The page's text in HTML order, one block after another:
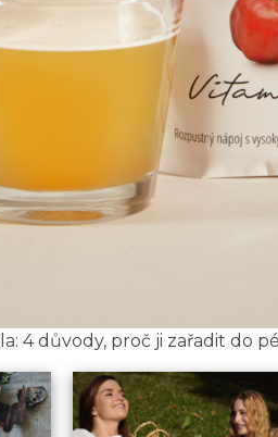
4 důvody, proč ji zařadit do